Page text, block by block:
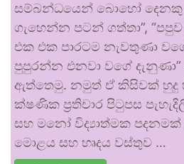
සම්බන්ධයෙන් බොහෝ දෙනකු
ගැහෙන්න පටන් ගත්තා”, “පපුව
එක එක පාරටම නැවතුණා
පුපුරන්න එනවා වගේ දැනුණා”
ඇත්තෙමු. නමුත් ඒ කිසිවක් හුදු
ක්ෂණික ප්‍රතිචාර පිටුපස
සහ මනෝ විද්‍යාත්මක
මොළය සහ හෘදය වස්තුව …